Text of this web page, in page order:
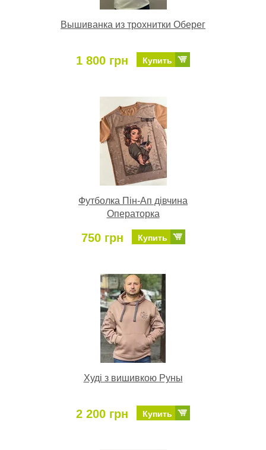
Вышиванка из трохнитки Оберег
1 800 грн Купить
Футболка Пін-Ап дівчина
Операторка
750 грн Купить
Худі з вишивкою Руны
2 200 грн Купить